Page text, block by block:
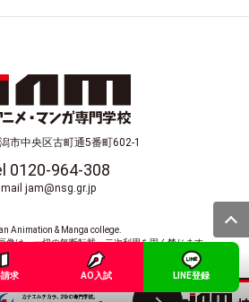
市中央区古町通5番町602-1
0120-964-308
mail jam@nsg.gr.jp
Animation & Manga college.
像は、一切の無断転載、二次利用を固く禁じます。
求 AO入試 LINE登録